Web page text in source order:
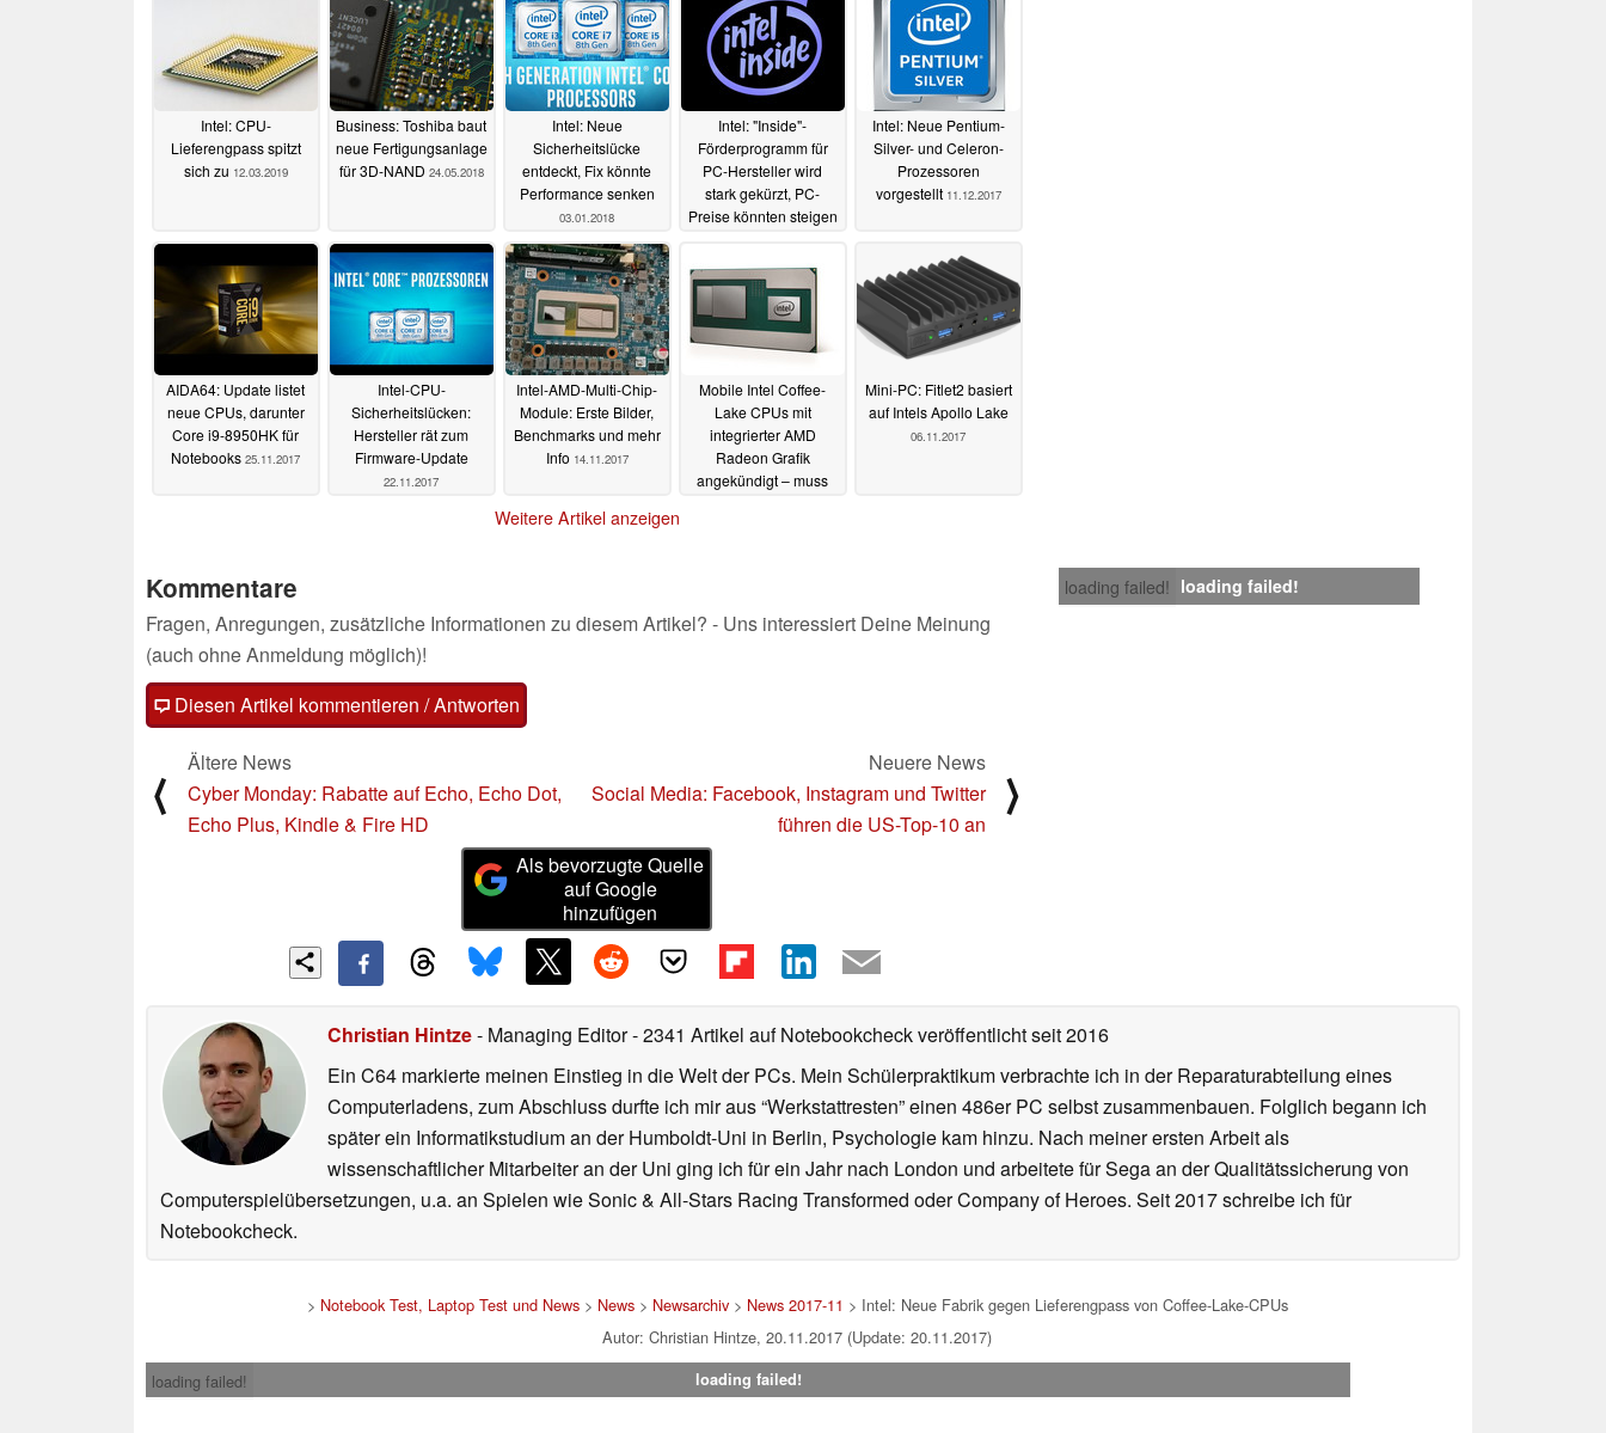
Intel: CPU-
Lieferengpass spitzt
sich zu 12.03.2019
Business: Toshiba baut
neue Fertigungsanlage
für 3D-NAND 24.05.2018
Intel: Neue
Sicherheitslücke
entdeckt, Fix könnte
Performance senken
03.01.2018
Intel: "Inside"-
Förderprogramm für
PC-Hersteller wird
stark gekürzt, PC-
Preise könnten steigen
Intel: Neue Pentium-
Silver- und Celeron-
Prozessoren
vorgestellt 11.12.2017
AIDA64: Update listet
neue CPUs, darunter
Core i9-8950HK für
Notebooks 25.11.2017
Intel-CPU-
Sicherheitslücken:
Hersteller rät zum
Firmware-Update
22.11.2017
Intel-AMD-Multi-Chip-
Module: Erste Bilder,
Benchmarks und mehr
Info 14.11.2017
Mobile Intel Coffee-
Lake CPUs mit
integrierter AMD
Radeon Grafik
angekündigt – muss
Mini-PC: Fitlet2 basiert
auf Intels Apollo Lake
06.11.2017
Weitere Artikel anzeigen
loading failed! loading failed!
Kommentare
Fragen, Anregungen, zusätzliche Informationen zu diesem Artikel? - Uns interessiert Deine Meinung
(auch ohne Anmeldung möglich)!
Diesen Artikel kommentieren / Antworten
⟨
Ältere News
Cyber Monday: Rabatte auf Echo, Echo Dot,
Echo Plus, Kindle & Fire HD
Neuere News
Social Media: Facebook, Instagram und Twitter
führen die US-Top-10 an
⟩
Als bevorzugte Quelle
auf Google
hinzufügen
Christian Hintze- Managing Editor- 2341 Artikel auf Notebookcheck veröffentlichtseit 2016
Ein C64 markierte meinen Einstieg in die Welt der PCs. Mein Schülerpraktikum verbrachte ich in der Reparaturabteilung eines
Computerladens, zum Abschluss durfte ich mir aus “Werkstattresten” einen 486er PC selbst zusammenbauen. Folglich begann ich
später ein Informatikstudium an der Humboldt-Uni in Berlin, Psychologie kam hinzu. Nach meiner ersten Arbeit als
wissenschaftlicher Mitarbeiter an der Uni ging ich für ein Jahr nach London und arbeitete für Sega an der Qualitätssicherung von
Computerspielübersetzungen, u.a. an Spielen wie Sonic & All-Stars Racing Transformed oder Company of Heroes. Seit 2017 schreibe ich für
Notebookcheck.
> Notebook Test, Laptop Test und News> News> Newsarchiv> News 2017-11 > Intel: Neue Fabrik gegen Lieferengpass von Coffee-Lake-CPUs
Autor: Christian Hintze, 20.11.2017 (Update: 20.11.2017)
loading failed!
loading failed!